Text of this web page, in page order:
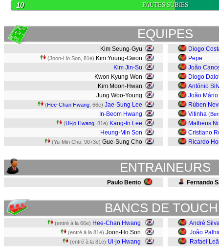
FAUTES SUBIES
10
EQUIPES
Kim Seung-Gyu
(Joon-Ho Son, 81e) Kim Young-Gwon
Kim Jin-Su
Kwon Kyung-Won
Kim Moon-Hwan
Jung Woo-Young
(Hee-Chan Hwang , 66e) Jae-Sung Lee
In-Beom Hwang
(Ui-jo Hwang , 81e) Kang-In Lee
Heung-Min Son
(Yu-Min Cho, 90+3e) Gue-Sung Cho
Diogo
Pepe
João
Diogo
António
João Mário
Rúben
Vitinha (
Matheus
Cristiano
Ricardo
ENTRAINEURS
Paulo Bento Fernando
BANCS DE
(entré à la 66e) Hee-Chan Hwang
(entré à la 81e) Joon-Ho Son
(entré à la 81e) Ui-jo Hwang
André
João
Rafael